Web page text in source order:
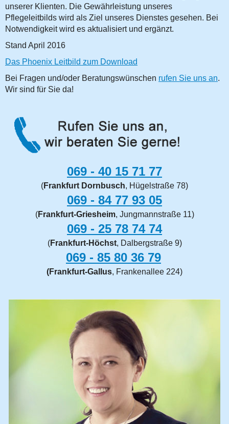
unserer Klienten. Die Gewährleistung unseres
Pflegeleitbilds wird als Ziel unseres Dienstes gesehen. Bei
Notwendigkeit wird es aktualisiert und ergänzt.
Stand April 2016
Das Phoenix Leitbild zum Download
Bei Fragen und/oder Beratungswünschen rufen Sie uns an.
Wir sind für Sie da!
069 - 40 15 71 77
(Frankfurt Dornbusch, Hügelstraße 78)
069 - 84 77 93 05
(Frankfurt-Griesheim, Jungmannstraße 11)
069 - 25 78 74 74
(Frankfurt-Höchst, Dalbergstraße 9)
069 - 85 80 36 79
(Frankfurt-Gallus, Frankenallee 224)